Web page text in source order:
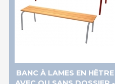
BANC À LAMES EN HÊTRE